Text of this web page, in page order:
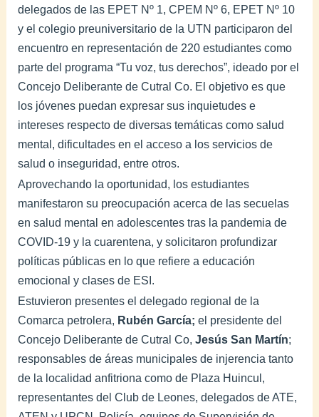
delegados de las EPET Nº 1, CPEM Nº 6, EPET Nº 10
y el colegio preuniversitario de la UTN participaron del
encuentro en representación de 220 estudiantes como
parte del programa “Tu voz, tus derechos”, ideado por el
Concejo Deliberante de Cutral Co. El objetivo es que
los jóvenes puedan expresar sus inquietudes e
intereses respecto de diversas temáticas como salud
mental, dificultades en el acceso a los servicios de
salud o inseguridad, entre otros.
Aprovechando la oportunidad, los estudiantes
manifestaron su preocupación acerca de las secuelas
en salud mental en adolescentes tras la pandemia de
COVID-19 y la cuarentena, y solicitaron profundizar
políticas públicas en lo que refiere a educación
emocional y clases de ESI.
Estuvieron presentes el delegado regional de la
Comarca petrolera, Rubén García; el presidente del
Concejo Deliberante de Cutral Co,Jesús San Martín;
responsables de áreas municipales de injerencia tanto
de la localidad anfitriona como de Plaza Huincul,
representantes del Club de Leones, delegados de ATE,